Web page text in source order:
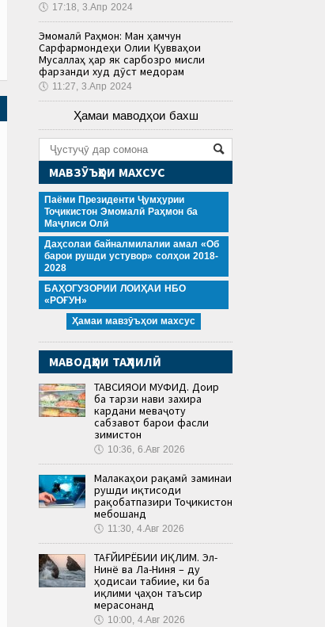
🕔 17:18, 3.Апр 2024
Эмомалӣ Раҳмон: Ман ҳамчун
Сарфармондеҳи Олии Қувваҳои
Мусаллаҳ ҳар як сарбозро мисли
фарзанди худ дӯст медорам
🕔 11:27, 3.Апр 2024
Ҳамаи маводҳои бахш
МАВЗӮЪҲОИ МАХСУС
Паёми Президенти Ҷумҳурии
Тоҷикистон Эмомалӣ Раҳмон ба
Маҷлиси Олӣ
Даҳсолаи байналмилалии амал «Об
барои рушди устувор» солҳои 2018-
2028
БАҲОГУЗОРИИ ЛОИҲАИ НБО
«РОҒУН»
Ҳамаи мавзӯъҳои махсус
МАВОДҲОИ ТАҲЛИЛӢ
ТАВСИЯҲОИ МУФИД. Доир
ба тарзи нави захира
кардани меваҷоту
сабзавот барои фасли
зимистон
🕔 10:36, 6.Авг 2026
Малакаҳои рақамӣ заминаи
рушди иқтисоди
рақобатпазири Тоҷикистон
мебошанд
🕔 11:30, 4.Авг 2026
ТАҒЙИРЁБИИ ИҚЛИМ. Эл-
Нинё ва Ла-Ниня – ду
ҳодисаи табиие, ки ба
иқлими ҷаҳон таъсир
мерасонанд
🕔 10:00, 4.Авг 2026